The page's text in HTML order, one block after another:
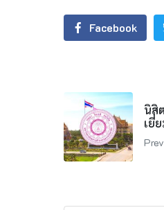
Facebook
นิสิ
เยี่